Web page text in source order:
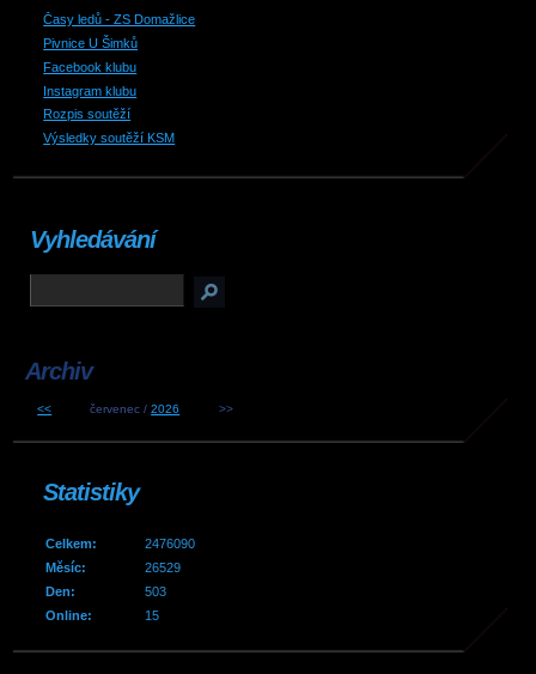
Časy ledů - ZS Domažlice
Pivnice U Šimků
Facebook klubu
Instagram klubu
Rozpis soutěží
Výsledky soutěží KSM
Vyhledávání
Archiv
<< červenec /2026 >>
Statistiky
Online: 15
Celkem:
2476090
Měsíc:
26529
Den:
503